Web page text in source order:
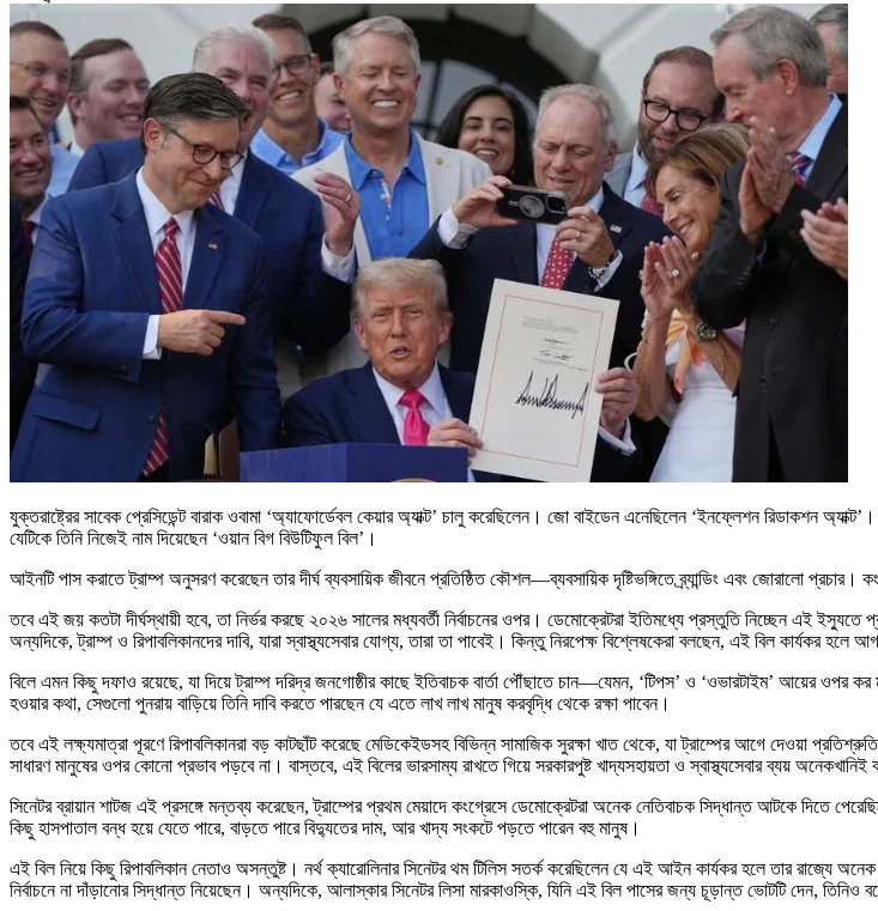
যুক্তরাষ্ট্রের সাবেক প্রেসিডেন্ট বারাক ওবামা ‘অ্যাফোর্ডেবল কেয়ার অ্যাক্ট’ চালু করেছিলেন। জো বাইডেন এনেছিলেন ‘ইনফ্লেশন রিডাকশন
যেটিকে তিনি নিজেই নাম দিয়েছেন ‘ওয়ান বিগ বিউটিফুল বিল’।
আইনটি পাস করাতে ট্রাম্প অনুসরণ করেছেন তার দীর্ঘ ব্যবসায়িক জীবনে প্রতিষ্ঠিত কৌশল—ব্যবসায়িক দৃষ্টিভঙ্গিতে ব্র্যান্ডিং এবং জোরালো প্রচার।
তবে এই জয় কতটা দীর্ঘস্থায়ী হবে, তা নির্ভর করছে ২০২৬ সালের মধ্যবর্তী নির্বাচনের ওপর। ডেমোক্রেটরা ইতিমধ্যে প্রস্তুতি নিচ্ছেন এই
অন্যদিকে, ট্রাম্প ও রিপাবলিকানদের দাবি, যারা স্বাস্থ্যসেবার যোগ্য, তারা তা পাবেই। কিন্তু নিরপেক্ষ বিশ্লেষকেরা বলছেন, এই বিল কার্যকর
বিলে এমন কিছু দফাও রয়েছে, যা দিয়ে ট্রাম্প দরিদ্র জনগোষ্ঠীর কাছে ইতিবাচক বার্তা পৌঁছাতে চান—যেমন, ‘টিপস’ ও ‘ওভারটাইম’ আয়ের
হওয়ার কথা, সেগুলো পুনরায় বাড়িয়ে তিনি দাবি করতে পারছেন যে এতে লাখ লাখ মানুষ করবৃদ্ধি থেকে রক্ষা পাবেন।
তবে এই লক্ষ্যমাত্রা পূরণে রিপাবলিকানরা বড় কাটছাঁট করেছে মেডিকেইডসহ বিভিন্ন সামাজিক সুরক্ষা খাত থেকে, যা ট্রাম্পের আগে দেওয়া
সাধারণ মানুষের ওপর কোনো প্রভাব পড়বে না। বাস্তবে, এই বিলের ভারসাম্য রাখতে গিয়ে সরকারপুষ্ট খাদ্যসহায়তা ও স্বাস্থ্যসেবার ব্যয় অনেকখানিই
সিনেটর ব্রায়ান শাটজ এই প্রসঙ্গে মন্তব্য করেছেন, ট্রাম্পের প্রথম মেয়াদে কংগ্রেসে ডেমোক্রেটরা অনেক নেতিবাচক সিদ্ধান্ত আটকে দিতে
কিছু হাসপাতাল বন্ধ হয়ে যেতে পারে, বাড়তে পারে বিদ্যুতের দাম, আর খাদ্য সংকটে পড়তে পারেন বহু মানুষ।
এই বিল নিয়ে কিছু রিপাবলিকান নেতাও অসন্তুষ্ট। নর্থ ক্যারোলিনার সিনেটর থম টিলিস সতর্ক করেছিলেন যে এই আইন কার্যকর হলে তার রাজ্যে
নির্বাচনে না দাঁড়ানোর সিদ্ধান্ত নিয়েছেন। অন্যদিকে, আলাস্কার সিনেটর লিসা মারকাওস্কি, যিনি এই বিল পাসের জন্য চূড়ান্ত ভোটটি দেন,